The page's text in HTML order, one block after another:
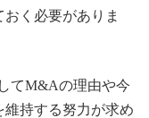
く必要がありま
てM&Aの理由や今
持する努力が求め